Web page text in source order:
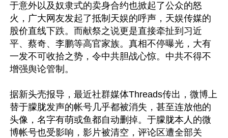
于意外以及奴隶式的卖身合约也掀起了公众的怒
火，广大网友发起了抵制天娱的呼声，天娱传媒的
股价直线下跌。而献祭之说更是直接牵扯到习近
平、蔡奇、李鹏等高官家族。真相不停曝光，大有
一发不可收拾之势，令中共胆战心惊。中共不得不
增强舆论管制。
据新头壳报导，最近社群媒体Threads传出，微博上
替于朦胧发声的帐号几乎都被消失，甚至连放他的
头像，名字有萌或鱼都自动删掉。于朦胧本人的微
博帐号也受影响，影片被清空，评论区遭全部关